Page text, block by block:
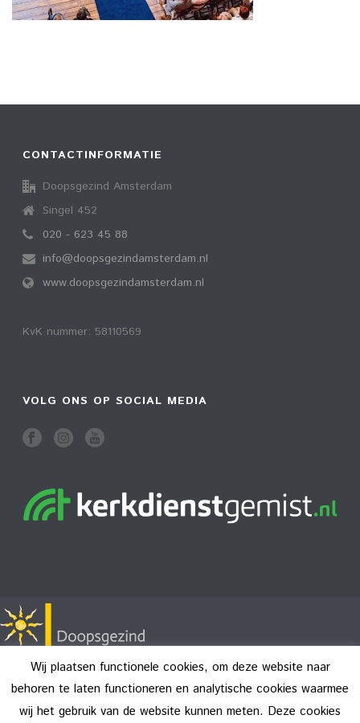
CONTACTINFORMATIE
Doopsgezind Amsterdam
Singel 452
020 - 623 45 88
info@doopsgezindamsterdam.nl
www.doopsgezindamsterdam.nl
KvK nummer: 58110569
VOLG ONS OP SOCIAL MEDIA
Copyright All Rights Reserved © 2026
Wij plaatsen functionele cookies, om deze website naar
behoren te laten functioneren en analytische cookies waarmee
wij het gebruik van de website kunnen meten. Deze cookies